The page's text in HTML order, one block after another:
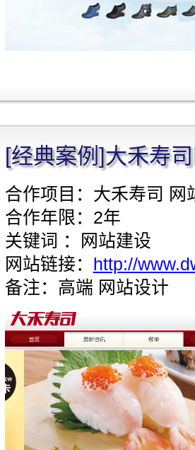
[经典案例]大禾寿
合作项目：大禾寿司 网
合作年限：2年
关键词 ：网站建设
网站链接： http://
备注：高端 网站设计